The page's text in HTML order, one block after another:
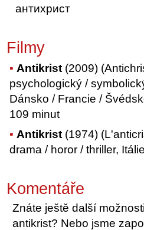
антихрист
Filmy
Antikrist (2009)
psychologický /
Dánsko / Francie /
109 minut
Antikrist (1974)
drama / horor / thriller,
Komentáře
Znáte ještě další
antikrist? Nebo jsme